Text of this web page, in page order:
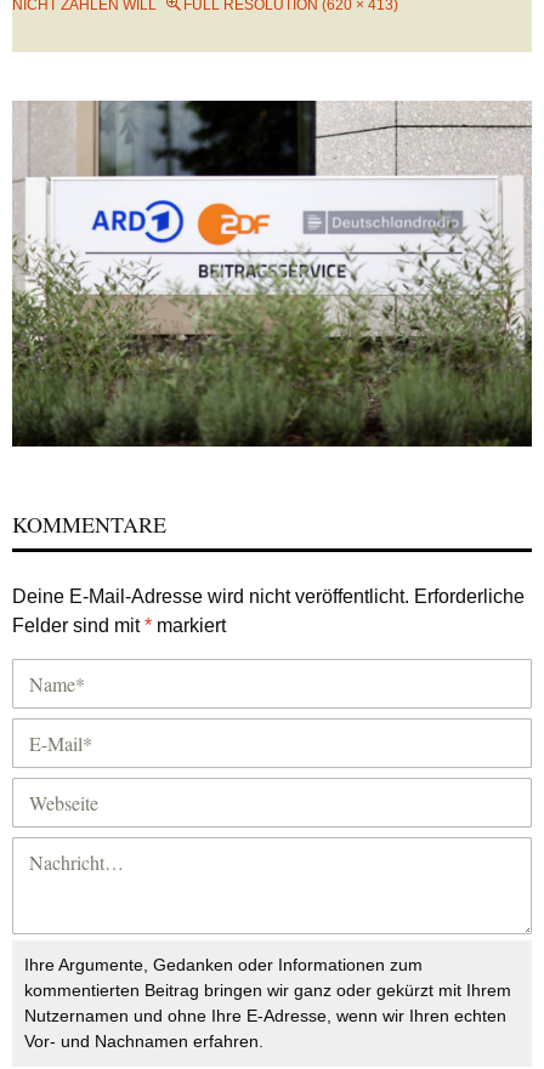
NICHT ZAHLEN WILL
FULL RESOLUTION (620 × 413)
KOMMENTARE
Deine E-Mail-Adresse wird nicht veröffentlicht. Erforderliche
Felder sind mit* markiert
Ihre Argumente, Gedanken oder Informationen zum
kommentierten Beitrag bringen wir ganz oder gekürzt mit Ihrem
Nutzernamen und ohne Ihre E-Adresse, wenn wir Ihren echten
Vor- und Nachnamen erfahren.